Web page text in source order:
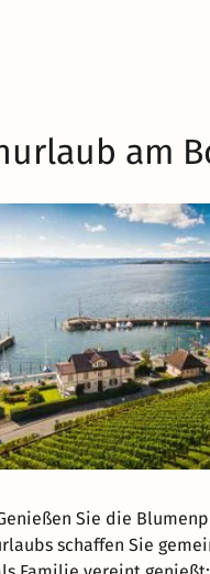
am
Sie die
schaffen Sie